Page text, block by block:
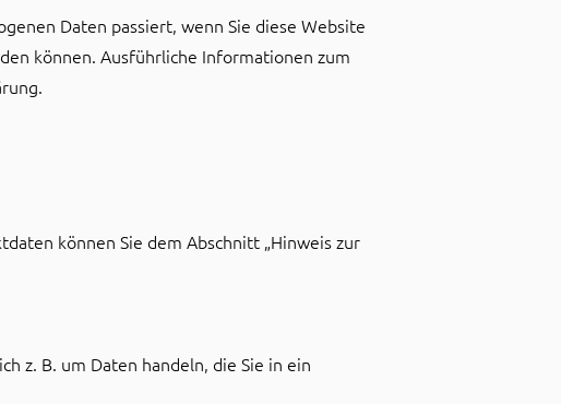
Daten passiert, wenn Sie diese Website
können. Ausführliche Informationen zum
können Sie dem Abschnitt „Hinweis zur
z. B. um Daten handeln, die Sie in ein